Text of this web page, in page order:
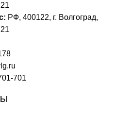
РФ, 400122, г. Волгоград,
701